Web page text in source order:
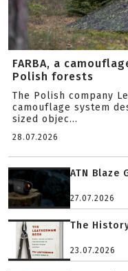
FARBA, a
Polish forests
The Polish company
camouflage system
sized objec...
28.07.2026
ATN Blaze
27.07.2026
The
23.07.2026